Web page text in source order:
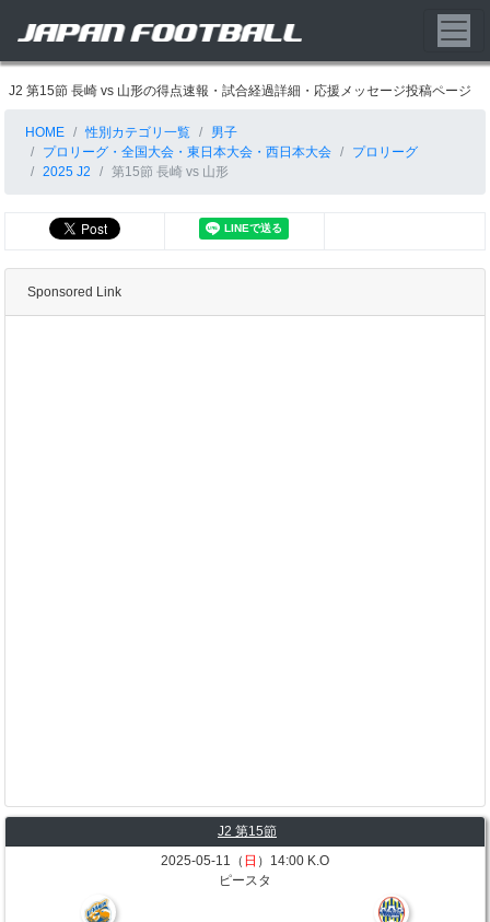
J2 第15節 長崎 vs 山形の得点速報・試合経過詳細・応援メッセージ投稿ページ
HOME 性別カテゴリ一覧
男子
プロリーグ・全国大会・東日本大会・西日本大会
プロリーグ
2025 J2
第15節 長崎 vs 山形
Sponsored Link
J2 第15節
2025-05-11（ 日 ）14:00 K.O
ピースタ